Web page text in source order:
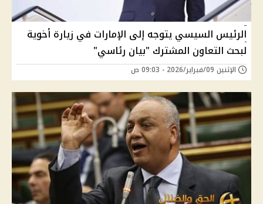
الرئيس السيسي يتوجه إلى الإمارات في زيارة أخوية
لبحث التعاون المشترك "بيان رئاسي"
الإثنين 09/فبراير/2026 - 09:03 ص